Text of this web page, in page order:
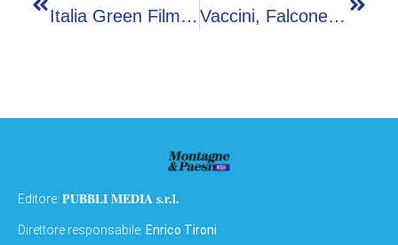
Italia Green Film Festival, Assegnati Premi Speciali VII Edizione Vaccini, Falcone (Simit): “Evitano Antibiotici Inutili In 50-75% Casi Di Infezione Da Rsv”
Editore: PUBBLI MEDIA s.r.l.
Direttore responsabile: Enrico Tironi